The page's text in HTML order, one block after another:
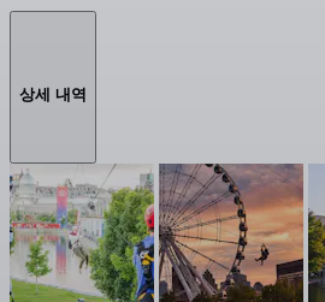
상세 내역